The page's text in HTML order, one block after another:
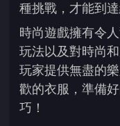
種挑戰，才能到達
時尚遊戲擁有令
玩法以及對時尚
玩家提供無盡的
歡的衣服，準備
巧！